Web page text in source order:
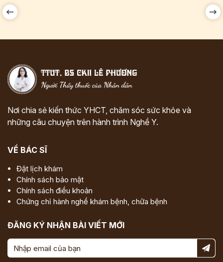
Nơi chia sẻ kiến thức YHCT, chăm sóc sức khỏe và
những câu chuyện trên hành trình Nghề Y.
VỀ BÁC SĨ
Đặt lịch khám
Chính sách bảo mật
Chính sách điều khoản
Chứng chỉ hành nghề khám bệnh, chữa bệnh
ĐĂNG KÝ NHẬN BÀI VIẾT MỚI